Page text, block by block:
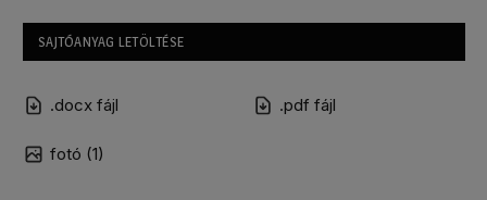
SAJTÓANYAG LETÖLTÉSE
.docx fájl .pdf fájl
fotó (1)